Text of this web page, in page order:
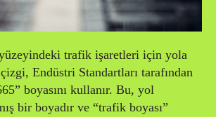
trafik işaretleri için yola
Endüstri Standartları tarafından
boyasını kullanır. Bu, yol
bir boyadır ve “trafik boyası”